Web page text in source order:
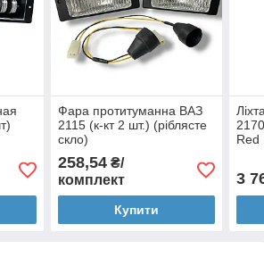
Фара протитуманна ВАЗ
2115 (к-кт 2 шт.) (ріблясте
скло)
258,54₴/
комплект
Купити
Red
3